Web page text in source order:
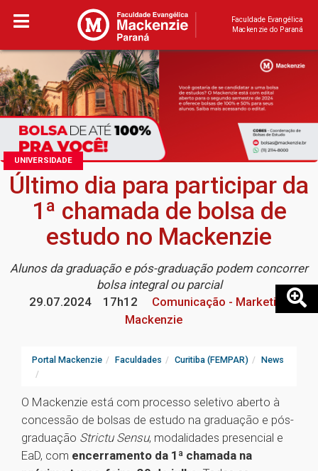
Faculdade Evangélica
Mackenzie do Paraná
UNIVERSIDADE
Último dia para participar da
1ª chamada de bolsa de
estudo no Mackenzie
Alunos da graduação e pós-graduação podem concorrer
bolsa integral ou parcial
29.07.2024
17h12
Comunicação - Marketing
Mackenzie
Portal Mackenzie Faculdades Curitiba (FEMPAR) News
O Mackenzie está com processo seletivo aberto à
concessão de bolsas de estudo na graduação e pós-
graduação Strictu Sensu, modalidades presencial e
EaD, com encerramento da 1ª chamada na